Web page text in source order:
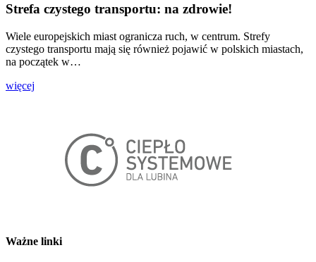
Strefa czystego transportu: na zdrowie!
Wiele europejskich miast ogranicza ruch, w centrum. Strefy
czystego transportu mają się również pojawić w polskich miastach,
na początek w…
więcej
Ważne linki